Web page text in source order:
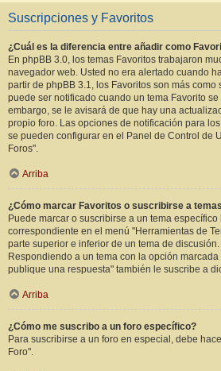
Suscripciones y Favoritos
¿Cuál es la diferencia entre añadir como
En phpBB 3.0, los temas Favoritos trabajaron
navegador web. Usted no era alertado cuando
partir de phpBB 3.1, los Favoritos son más como
puede ser notificado cuando un tema Favorito
embargo, se le avisará de que hay una
propio foro. Las opciones de notificación para
se pueden configurar en el Panel de Control de
Foros".
Arriba
¿Cómo marcar Favoritos o suscribirse a
Puede marcar o suscribirse a un tema
correspondiente en el menú "Herramientas de
parte superior e inferior de un tema de discusión.
Respondiendo a un tema con la opción
publique una respuesta" también le suscribe a
Arriba
¿Cómo me suscribo a un foro específico?
Para suscribirse a un foro en especial, debe
Foro".